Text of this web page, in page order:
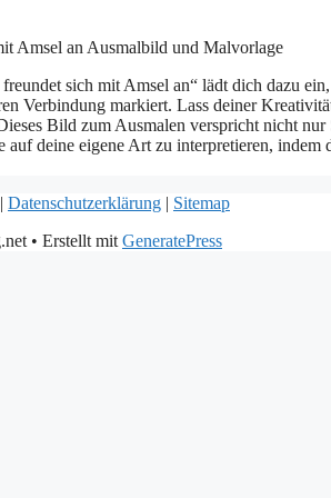
sich mit Amsel an“ lädt dich dazu
Verbindung markiert. Lass deiner
Bild zum Ausmalen verspricht nicht
auf deine eigene Art zu interpretieren,
| Datenschutzerklärung | Sitemap
• Erstellt mit GeneratePress